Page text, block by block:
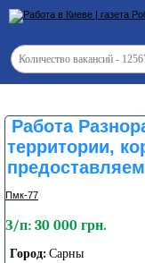
Работа
территории,
Пмк-77
З/п: 30 000 грн.
Город: Сарны